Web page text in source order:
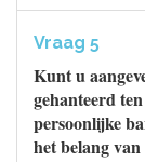
Vraag 5
Kunt u
gehanteerd
persoonlijke
het belang